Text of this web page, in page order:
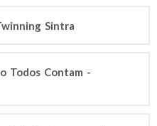
Sintra
Todos Contam -